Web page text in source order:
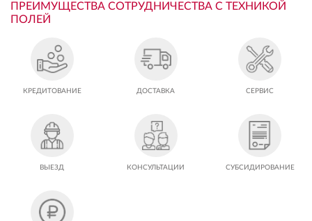
ПРЕИМУЩЕСТВА СОТРУДНИЧЕСТВА С ТЕХНИКОЙ
ПОЛЕЙ
КРЕДИТОВАНИЕ ДОСТАВКА СЕРВИС
ВЫЕЗД КОНСУЛЬТАЦИИ СУБСИДИРОВАНИЕ